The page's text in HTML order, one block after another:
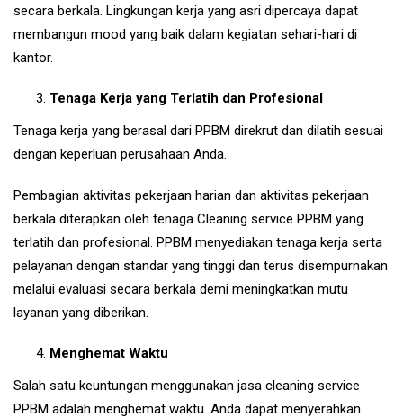
secara berkala. Lingkungan kerja yang asri dipercaya dapat
membangun mood yang baik dalam kegiatan sehari-hari di
kantor.
Tenaga Kerja yang Terlatih dan Profesional
Tenaga kerja yang berasal dari PPBM direkrut dan dilatih sesuai
dengan keperluan perusahaan Anda.
Pembagian aktivitas pekerjaan harian dan aktivitas pekerjaan
berkala diterapkan oleh tenaga Cleaning service PPBM yang
terlatih dan profesional. PPBM menyediakan tenaga kerja serta
pelayanan dengan standar yang tinggi dan terus disempurnakan
melalui evaluasi secara berkala demi meningkatkan mutu
layanan yang diberikan.
Menghemat Waktu
Salah satu keuntungan menggunakan jasa cleaning service
PPBM adalah menghemat waktu. Anda dapat menyerahkan